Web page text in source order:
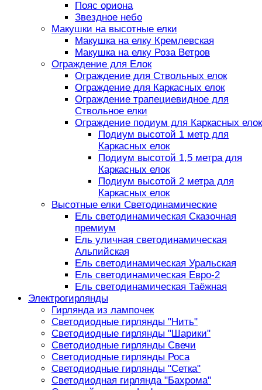
Пояс ориона
Звездное небо
Макушки на высотные елки
Макушка на елку Кремлевская
Макушка на елку Роза Ветров
Ограждение для Елок
Ограждение для Ствольных елок
Ограждение для Каркасных елок
Ограждение трапециевидное для
Ствольное елки
Ограждение подиум для Каркасных елок
Подиум высотой 1 метр для
Каркасных елок
Подиум высотой 1,5 метра для
Каркасных елок
Подиум высотой 2 метра для
Каркасных елок
Высотные елки Светодинамические
Ель светодинамическая Сказочная
премиум
Ель уличная светодинамическая
Альпийская
Ель светодинамическая Уральская
Ель светодинамическая Евро-2
Ель светодинамическая Таёжная
Электрогирлянды
Гирлянда из лампочек
Светодиодные гирлянды "Нить"
Светодиодные гирлянды "Шарики"
Светодиодные гирлянды Свечи
Светодиодные гирлянды Роса
Светодиодные гирлянды "Сетка"
Светодиодная гирлянда "Бахрома"